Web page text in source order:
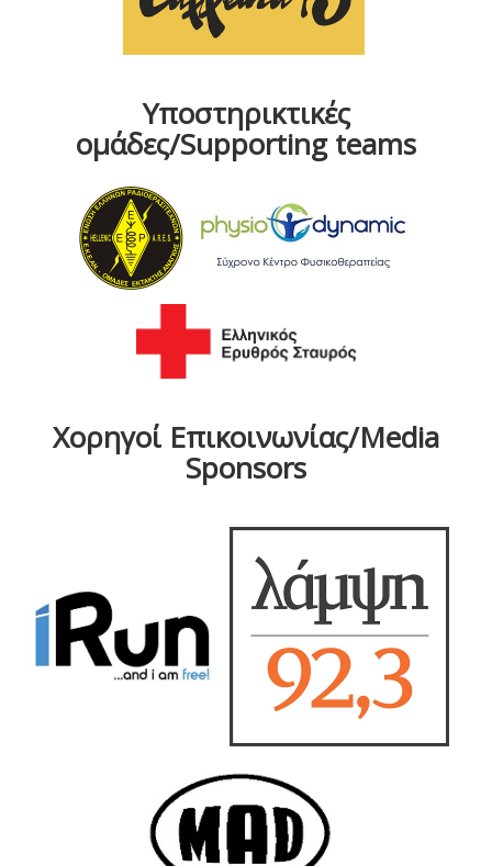
Υποστηρικτικές
ομάδες/Supporting teams
Χορηγοί Επικοινωνίας/Media
Sponsors